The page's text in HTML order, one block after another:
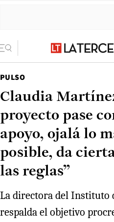
PULSO
Claudia
proyecto pase
apoyo, ojalá lo
posible, da
las reglas”
La directora del Instituto
respalda el objetivo